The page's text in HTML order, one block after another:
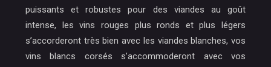
puissants et robustes pour des viandes au goût
intense, les vins rouges plus ronds et plus légers
s’accorderont très bien avec les viandes blanches, vos
vins blancs corsés s’accommoderont avec vos